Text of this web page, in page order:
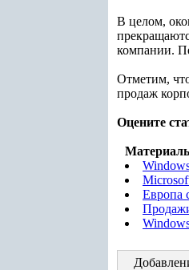
В целом,
компании.
Отметим,
продаж
Оцените
Европа